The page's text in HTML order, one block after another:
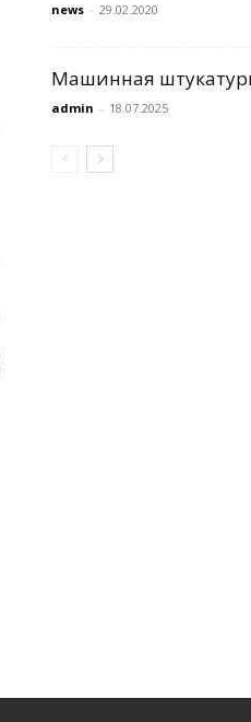
news - 29.02.2020
Машинная
admin - 18.07.2025